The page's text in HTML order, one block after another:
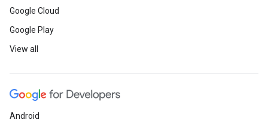
Google Cloud
Google Play
View all
Android